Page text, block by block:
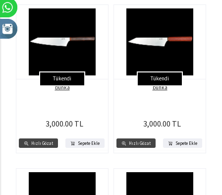
Tükendi
Hızlı Gözat Sepete Ekle
bunka
3,000.00 TL
Tükendi
Hızlı Gözat Sepete Ekle
bunka
3,000.00 TL